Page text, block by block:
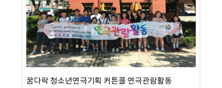
꿈다락 청소년연극기획 커튼콜 연극관람활동